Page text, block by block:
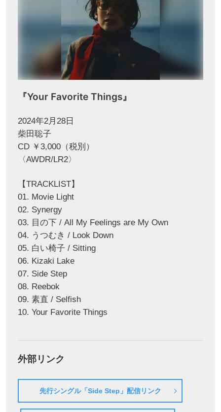
『Your Favorite Things』
2024年2月28日
柴田聡子
CD ￥3,000（税別）
〈AWDR/LR2〉
【TRACKLIST】
01. Movie Light
02. Synergy
03. 目の下 / All My Feelings are My Own
04. うつむき / Look Down
05. 白い椅子 / Sitting
06. Kizaki Lake
07. Side Step
08. Reebok
09. 素直 / Selfish
10. Your Favorite Things
外部リンク
先行シングル「Side Step」配信リンク